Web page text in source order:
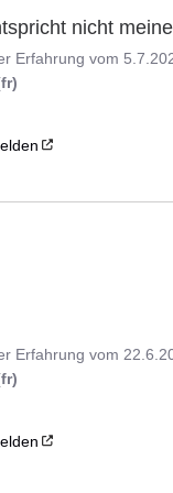
nicht
Erfahrung vom
Erfahrung vom